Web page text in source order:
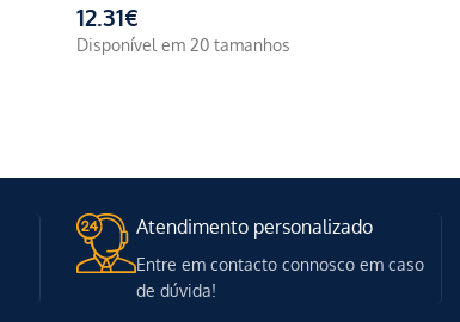
12.31€
Disponível em 20 tamanhos
Atendimento personalizado
Entre em contacto connosco em caso
de dúvida!